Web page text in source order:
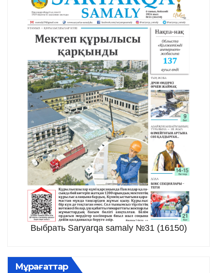
Выбрать Saryarqa samaly №31 (16150)
Мұрағаттар